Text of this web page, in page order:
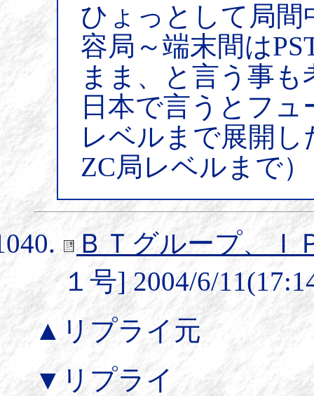
ひょっとして局間
容局～端末間は
まま、と言う事
日本で言うとフ
レベルまで展開
ZC局レベルまで）
ＢＴグループ、Ｉ
１号] 2004/6/
▲リプライ元
▼リプライ